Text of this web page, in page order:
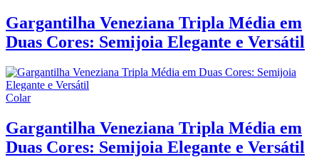
Gargantilha Veneziana Tripla Média em
Duas Cores: Semijoia Elegante e Versátil
Colar
Gargantilha Veneziana Tripla Média em
Duas Cores: Semijoia Elegante e Versátil